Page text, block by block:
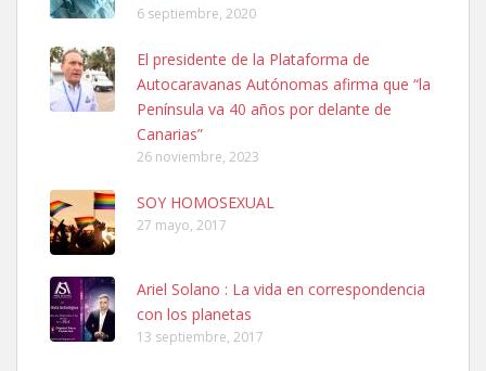
Ninfa perdida
El día 5 se los perdió una ninfa papillera, asustada tiene miedo a la
calle, se perdió por la zon...
Leales.org » Gran Canaria
6.7.2025
Adopcion
Busco casa de acogida para mi perrita ya que por temas de trabajo
no la puedo tener. Solo gente r...
6 septiembre, 2020
El presidente de la Plataforma de
Autocaravanas Autónomas afirma que “la
Península va 40 años por delante de
Canarias”
26 noviembre, 2023
SOY HOMOSEXUAL
27 mayo, 2017
Ariel Solano : La vida en correspondencia
con los planetas
13 septiembre, 2017